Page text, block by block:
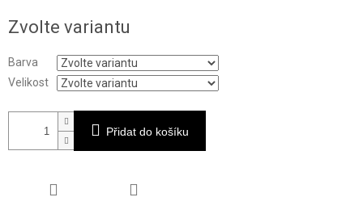
cena:
Zvolte variantu
Barva
Velikost
Přidat do košíku